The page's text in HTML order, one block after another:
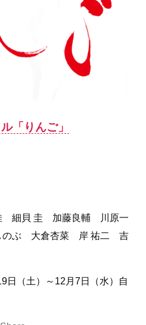
「りんご」
細貝 圭 加藤良輔 川原一
のぶ 大倉杏菜 岸 祐二 吉
日（土）～12月7日（水）自